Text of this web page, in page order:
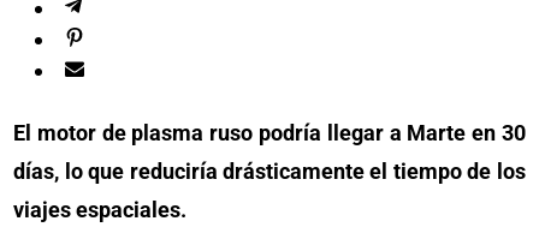
El motor de plasma ruso podría llegar a Marte en 30
días, lo que reduciría drásticamente el tiempo de los
viajes espaciales.